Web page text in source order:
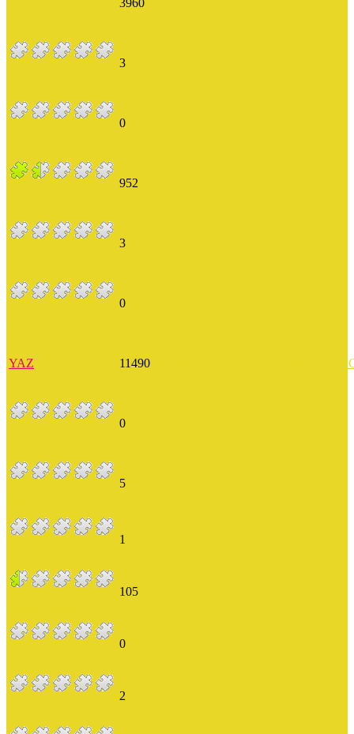
3
0
952
3
0
YAZ 11490 http://www.youtube.com/user/
0
5
1
105
0
2